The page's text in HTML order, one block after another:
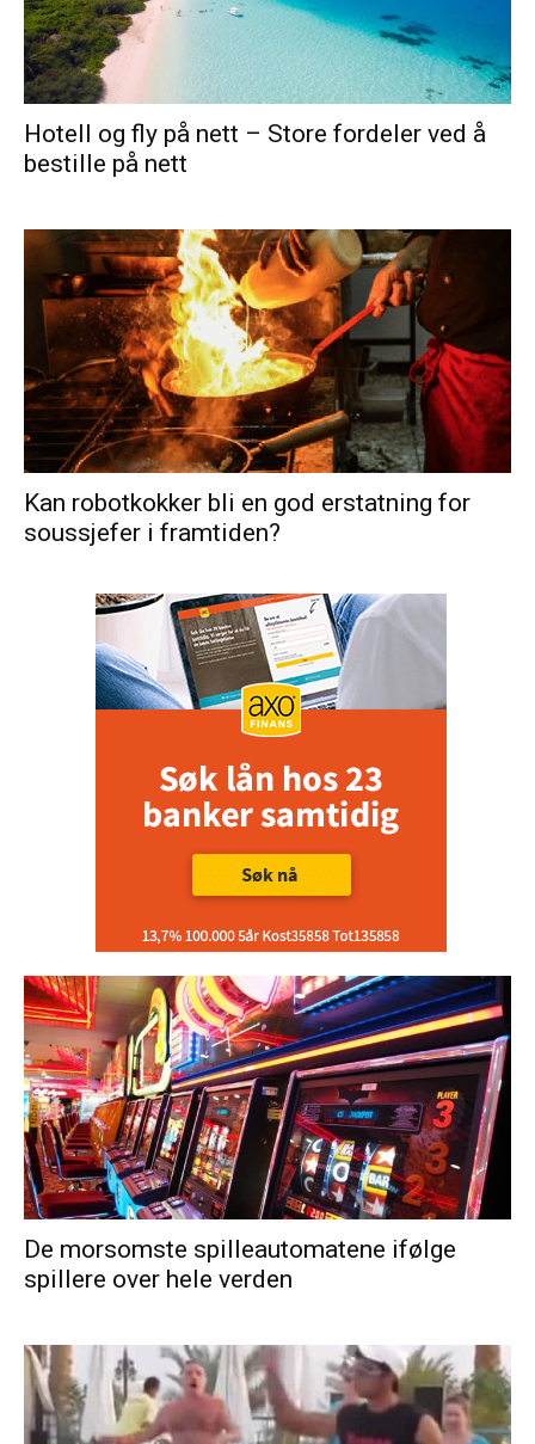
Hotell og fly på nett – Store fordeler ved å
bestille på nett
Kan robotkokker bli en god erstatning for
soussjefer i framtiden?
De morsomste spilleautomatene ifølge
spillere over hele verden